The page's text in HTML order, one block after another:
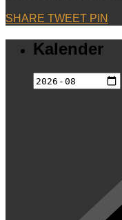
SHARE TWEET PIN
Kalender